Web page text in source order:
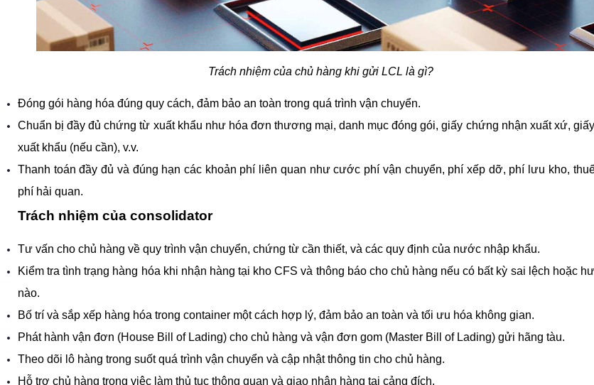
Trách nhiệm của chủ hàng khi gửi LCL là gì?
Đóng gói hàng hóa đúng quy cách, đảm bảo an toàn trong quá trình vận chuyển.
Chuẩn bị đầy đủ chứng từ xuất khẩu như hóa đơn thương mại, danh mục đóng gói, giấy chứng nhận xuất xứ,
xuất khẩu (nếu cần), v.v.
Thanh toán đầy đủ và đúng hạn các khoản phí liên quan như cước phí vận chuyển, phí xếp dỡ, phí lưu kho,
phí hải quan.
Trách nhiệm của consolidator
Tư vấn cho chủ hàng về quy trình vận chuyển, chứng từ cần thiết, và các quy định của nước nhập khẩu.
Kiểm tra tình trạng hàng hóa khi nhận hàng tại kho CFS và thông báo cho chủ hàng nếu có bất kỳ sai lệch hoặc
nào.
Bố trí và sắp xếp hàng hóa trong container một cách hợp lý, đảm bảo an toàn và tối ưu hóa không gian.
Phát hành vận đơn (House Bill of Lading) cho chủ hàng và vận đơn gom (Master Bill of Lading) gửi hãng tàu.
Theo dõi lô hàng trong suốt quá trình vận chuyển và cập nhật thông tin cho chủ hàng.
Hỗ trợ chủ hàng trong việc làm thủ tục thông quan và giao nhận hàng tại cảng đích.